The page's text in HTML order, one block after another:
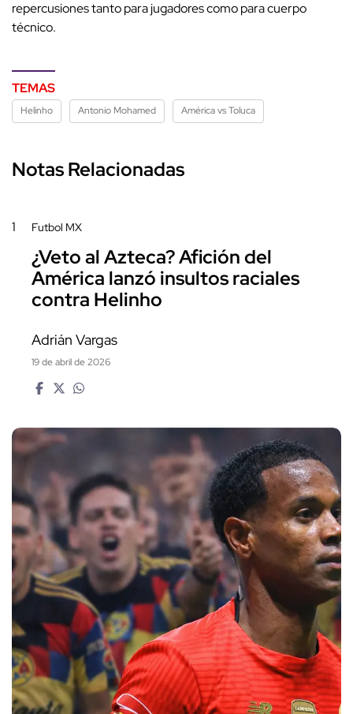
repercusiones tanto para jugadores como para cuerpo
técnico.
TEMAS
Helinho Antonio Mohamed América vs Toluca
Notas Relacionadas
1 Futbol MX
¿Veto al Azteca? Afición del
América lanzó insultos raciales
contra Helinho
Adrián Vargas
19 de abril de 2026